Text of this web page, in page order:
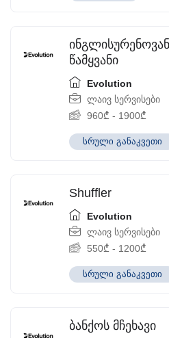
წამყვანი
Evolution
ლაივ სერვისები
960₾ - 1900₾
სრული განაკვეთი
Shuffler
Evolution
ლაივ სერვისები
550₾ - 1200₾
სრული განაკვეთი
ბანქოს მჩეხავი